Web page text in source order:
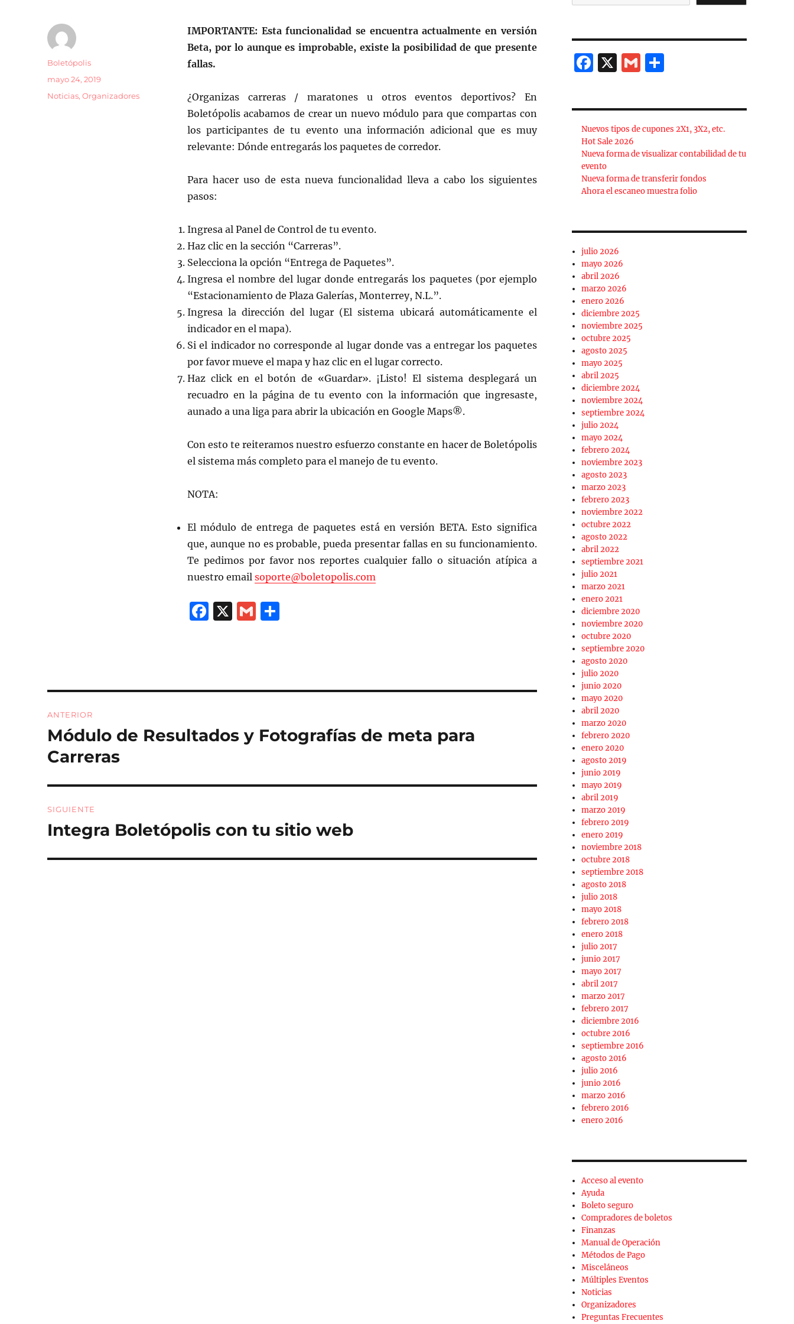
IMPORTANTE: Esta funcionalidad se encuentra actualmente en versión
Beta, por lo aunque es improbable, existe la posibilidad de que presente
fallas.
¿Organizas carreras / maratones u otros eventos deportivos? En
Boletópolis acabamos de crear un nuevo módulo para que compartas con
los participantes de tu evento una información adicional que es muy
relevante: Dónde entregarás los paquetes de corredor.
Para hacer uso de esta nueva funcionalidad lleva a cabo los siguientes
pasos:
Ingresa al Panel de Control de tu evento.
Haz clic en la sección “Carreras”.
Selecciona la opción “Entrega de Paquetes”.
Ingresa el nombre del lugar donde entregarás los paquetes (por ejemplo
“Estacionamiento de Plaza Galerías, Monterrey, N.L.”.
Ingresa la dirección del lugar (El sistema ubicará automáticamente el
indicador en el mapa).
Si el indicador no corresponde al lugar donde vas a entregar los paquetes
por favor mueve el mapa y haz clic en el lugar correcto.
Haz click en el botón de «Guardar». ¡Listo! El sistema desplegará un
recuadro en la página de tu evento con la información que ingresaste,
aunado a una liga para abrir la ubicación en Google Maps®.
Con esto te reiteramos nuestro esfuerzo constante en hacer de Boletópolis
el sistema más completo para el manejo de tu evento.
NOTA:
El módulo de entrega de paquetes está en versión BETA. Esto significa
que, aunque no es probable, pueda presentar fallas en su funcionamiento.
Te pedimos por favor nos reportes cualquier fallo o situación atípica a
nuestro email soporte@boletopolis.com
F
b
o
k
X G C
a
ir
Autor
Boletópolis
Publicado
mayo 24, 2019
Categorías
Noticias,Organizadores
de
entradas
ANTERIOR
Entrada
anterior:
Módulo de Resultados y Fotografías de meta para
Carreras
SIGUIENTE
Entrada
Integra Boletópolis con tu sitio web
F
b
o
o
k
X G C
a
rt
ir
Nuevos tipos de cupones 2X1, 3X2, etc.
Hot Sale 2026
Nueva forma de visualizar contabilidad de tu
evento
Nueva forma de transferir fondos
Ahora el escaneo muestra folio
julio 2026
mayo 2026
abril 2026
marzo 2026
enero 2026
diciembre 2025
noviembre 2025
octubre 2025
agosto 2025
mayo 2025
abril 2025
diciembre 2024
noviembre 2024
septiembre 2024
julio 2024
mayo 2024
febrero 2024
noviembre 2023
agosto 2023
marzo 2023
febrero 2023
noviembre 2022
octubre 2022
agosto 2022
abril 2022
septiembre 2021
julio 2021
marzo 2021
enero 2021
diciembre 2020
noviembre 2020
octubre 2020
septiembre 2020
agosto 2020
julio 2020
junio 2020
mayo 2020
abril 2020
marzo 2020
febrero 2020
enero 2020
agosto 2019
junio 2019
mayo 2019
abril 2019
marzo 2019
febrero 2019
enero 2019
noviembre 2018
octubre 2018
septiembre 2018
agosto 2018
julio 2018
mayo 2018
febrero 2018
enero 2018
julio 2017
junio 2017
mayo 2017
abril 2017
marzo 2017
febrero 2017
diciembre 2016
octubre 2016
septiembre 2016
agosto 2016
julio 2016
junio 2016
marzo 2016
febrero 2016
enero 2016
Acceso al evento
Ayuda
Boleto seguro
Compradores de boletos
Finanzas
Manual de Operación
Métodos de Pago
Misceláneos
Múltiples Eventos
Noticias
Organizadores
Preguntas Frecuentes